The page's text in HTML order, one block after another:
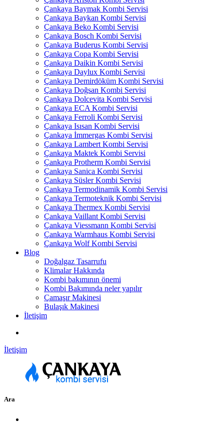
Çankaya Baymak Kombi Servisi
Çankaya Baykan Kombi Servisi
Çankaya Beko Kombi Servisi
Çankaya Bosch Kombi Servisi
Çankaya Buderus Kombi Servisi
Çankaya Copa Kombi Servisi
Çankaya Daikin Kombi Servisi
Çankaya Daylux Kombi Servisi
Çankaya Demirdöküm Kombi Servisi
Çankaya Doğsan Kombi Servisi
Çankaya Dolcevita Kombi Servisi
Çankaya ECA Kombi Servisi
Çankaya Ferroli Kombi Servisi
Çankaya Isısan Kombi Servisi
Çankaya İmmergas Kombi Servisi
Çankaya Lambert Kombi Servisi
Çankaya Maktek Kombi Servisi
Çankaya Protherm Kombi Servisi
Çankaya Sanica Kombi Servisi
Çankaya Süsler Kombi Servisi
Çankaya Termodinamik Kombi Servisi
Çankaya Termoteknik Kombi Servisi
Çankaya Thermex Kombi Servisi
Çankaya Vaillant Kombi Servisi
Çankaya Viessmann Kombi Servisi
Çankaya Warmhaus Kombi Servisi
Çankaya Wolf Kombi Servisi
Blog
Doğalgaz Tasarrufu
Klimalar Hakkında
Kombi bakımının önemi
Kombi Bakımında neler yapılır
Çamaşır Makinesi
Bulaşık Makinesi
İletişim
İletişim
Ara